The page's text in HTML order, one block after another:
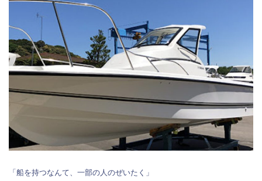
「船を持つなんて、一部の人のぜいたく」